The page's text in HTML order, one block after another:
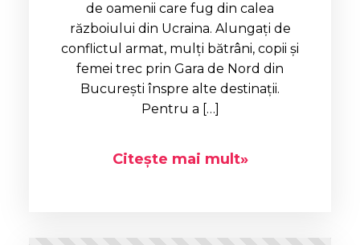
de oamenii care fug din calea
războiului din Ucraina. Alungați de
conflictul armat, mulți bătrâni, copii și
femei trec prin Gara de Nord din
București înspre alte destinații.
Pentru a […]
Citește mai mult»